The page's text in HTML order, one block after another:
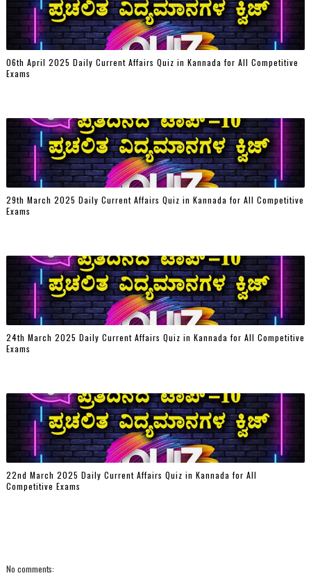
06th April 2025 Daily Current Affairs Quiz in Kannada for All Competitive
Exams
29th March 2025 Daily Current Affairs Quiz in Kannada for All Competitive
Exams
24th March 2025 Daily Current Affairs Quiz in Kannada for All Competitive
Exams
22nd March 2025 Daily Current Affairs Quiz in Kannada for All
Competitive Exams
No comments: